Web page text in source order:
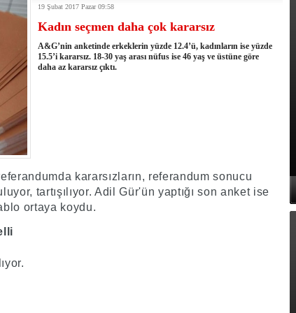
Seçim Seçim Sonuçları
açıkladı
şehri Mehmet Sekmen'den kurtarmak!
meclis üyesi adaylarında
11 ilçe adayı daha belli oldu
adayı Aykut Erdoğdu oldu
istifa etti
seçim tamamlandı: Erzurum'da 4 ilçede sandığa gidildi
19 Şubat 2017 Pazar 09:58
Kadın seçmen daha çok kararsız
A&G’nin anketinde erkeklerin yüzde 12.4’ü, kadınların ise yüzde
15.5’i kararsız. 18-30 yaş arası nüfus ise 46 yaş ve üstüne göre
daha az kararsız çıktı.
kararsızların, referandum sonucu
tartışılıyor. Adil Gür'ün yaptığı son anket ise
ortaya koydu.